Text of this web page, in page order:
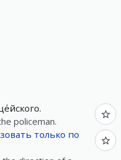
policeman.
только по